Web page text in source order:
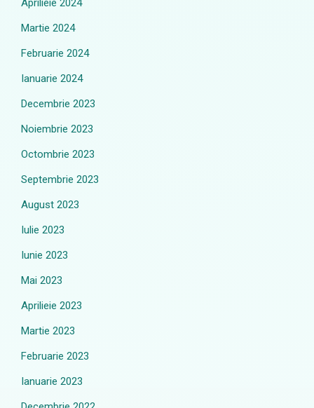
Aprilieie 2024
Martie 2024
Februarie 2024
Ianuarie 2024
Decembrie 2023
Noiembrie 2023
Octombrie 2023
Septembrie 2023
August 2023
Iulie 2023
Iunie 2023
Mai 2023
Aprilieie 2023
Martie 2023
Februarie 2023
Ianuarie 2023